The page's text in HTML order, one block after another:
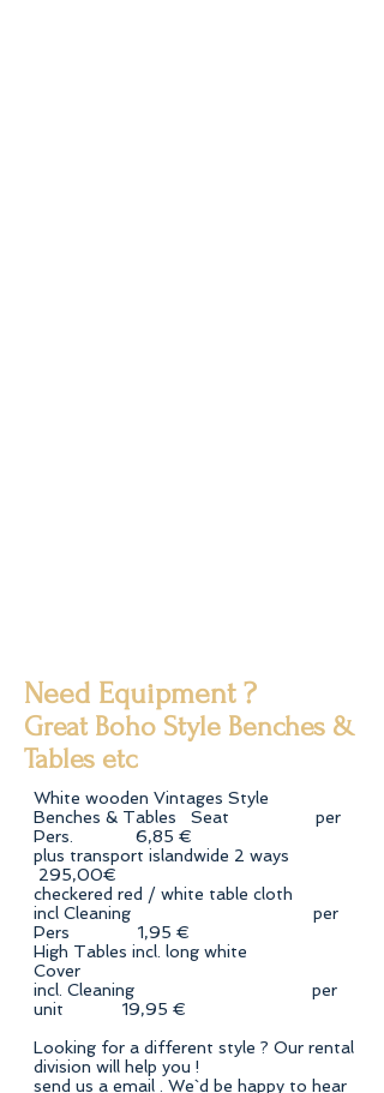
Need Equipment ?
Great Boho Style Benches &
Tables etc
White wooden Vintages Style
Benches & Tables Seat per
Pers. 6,85 €
plus transport islandwide 2 ways
295,00€
checkered red / white table cloth
incl Cleaning per
Pers 1,95 €
High Tables incl. long white
Cover
incl. Cleaning per
unit 19,95 €
Looking for a different style ? Our rental
division will help you !
send us a email . We`d be happy to hear